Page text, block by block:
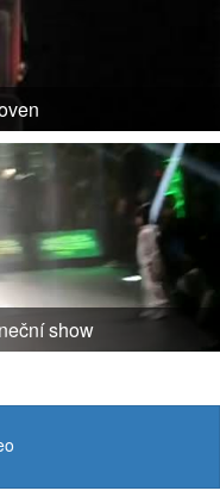
show